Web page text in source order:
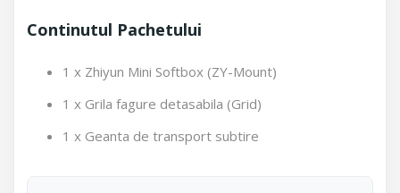
Continutul Pachetului
1 x Zhiyun Mini Softbox (ZY-Mount)
1 x Grila fagure detasabila (Grid)
1 x Geanta de transport subtire